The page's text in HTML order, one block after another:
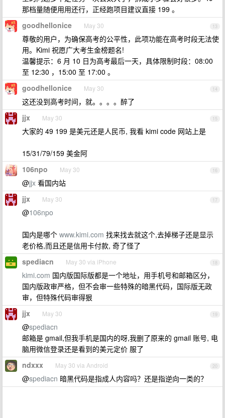
那档量随便用用还行，正经跑项目建议直接 199 。
13
goodhellonice May 30
尊敬的用户，为确保高考的公平性，此项功能在高考时段无法使
用。Kimi 祝愿广大考生金榜题名!
温馨提示：6 月 10 日为高考最后一天，具体限制时段：08:00
至 12:30 ，15:00 至 17:00 。
14
goodhellonice May 30
这还没到高考时间，就。。。。醉了
15
jjx May 30
大家的 49 199 是美元还是人民币, 我看 kimi code 网站上是
15/31/79/159 美金阿
16
106npo May 30
@jjx 看国内站
17
jjx May 30
@106npo
国内是哪个 www.kimi.com 找来找去就这个,去掉梯子还是显示
老价格,而且还是信用卡付款, 奇了怪了
18
spediacn May 30 via iPhone
kimi.com 国内版国际版都是一个地址，用手机号和邮箱区分，
国内版政审严格，但不会审一些特殊的暗黑代码，国际版无政
审，但特殊代码审得狠
19
jjx May 30
@spediacn
邮箱是 gmail,但我手机是国内的呀,我删了原来的 gmail 账号, 电
脑用微信登录还是看到的美元定价 服了
20
ndxxx May 30 via Android
@spediacn 暗黑代码是指成人内容吗？还是指逆向一类的？